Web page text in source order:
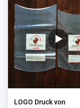
LOGO Druck von